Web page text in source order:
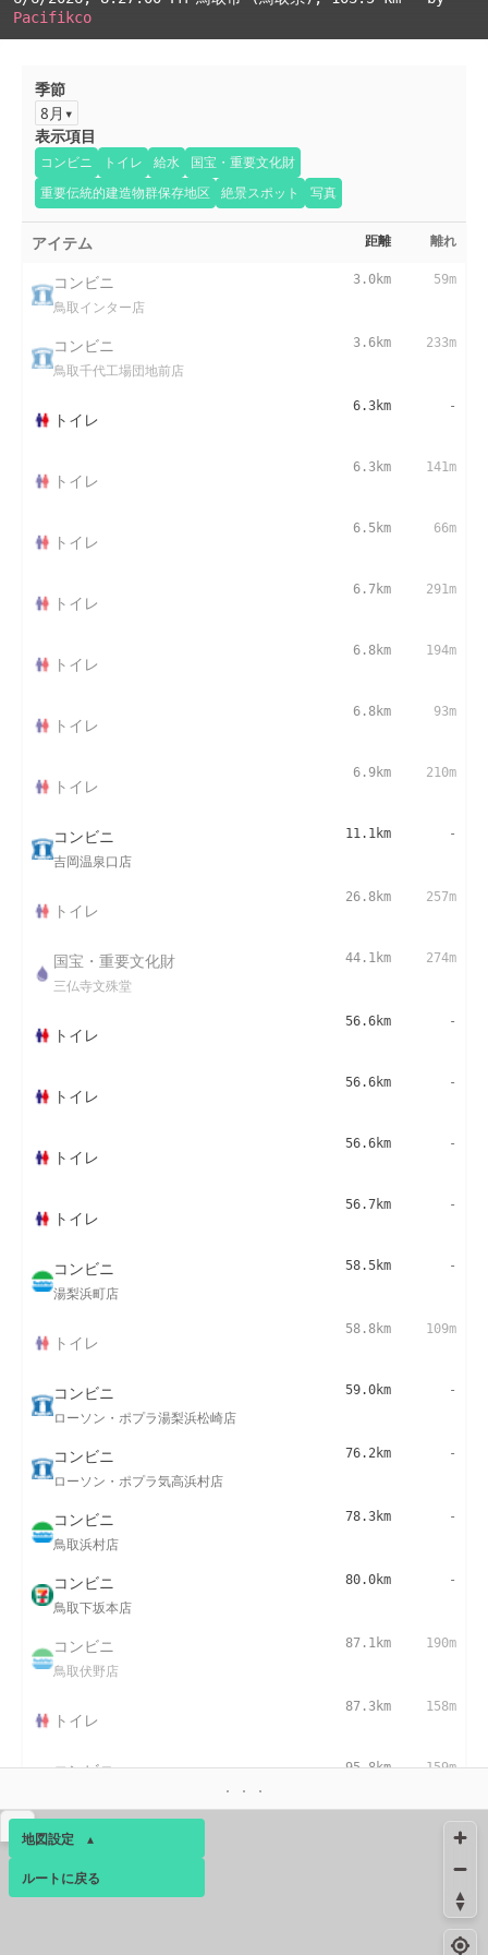
Pacifikco
季節
8月
表示項目
コンビニ トイレ 給水
国宝・重要文化財
重要伝統的建造物群保存地区
絶景スポット 写真
アイテム 距離 離れ
コンビニ
鳥取インター店
3.0km 59m
コンビニ
鳥取千代工場団地前店
3.6km 233m
トイレ
6.3km -
トイレ
6.3km 141m
トイレ
6.5km 66m
トイレ
6.7km 291m
トイレ
6.8km 194m
トイレ
6.8km 93m
トイレ
6.9km 210m
コンビニ
吉岡温泉口店
11.1km -
トイレ
26.8km 257m
国宝・重要文化財
三仏寺文殊堂
44.1km 274m
トイレ
56.6km -
トイレ
56.6km -
トイレ
56.6km -
トイレ
56.7km -
コンビニ
湯梨浜町店
58.5km -
トイレ
58.8km 109m
コンビニ
ローソン・ポプラ湯梨浜松崎店
59.0km -
コンビニ
ローソン・ポプラ気高浜村店
76.2km -
コンビニ
鳥取浜村店
78.3km -
コンビニ
鳥取下坂本店
80.0km -
コンビニ
鳥取伏野店
87.1km 190m
トイレ
87.3km 158m
コンビニ 95.8km 159m
コンビニ
ローソン・ポプラ鳥取布勢公園店
コンビニ
地図設定 ▴
ベース ▴
ルートに戻る